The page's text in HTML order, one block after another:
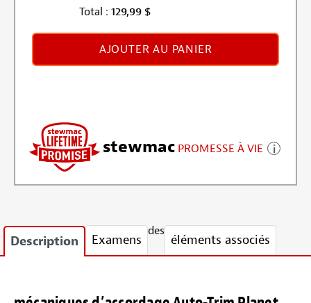
Total : 129,99 $
AJOUTER AU PANIER
stewmac PROMESSE À VIE
Description Examens
des
éléments associés